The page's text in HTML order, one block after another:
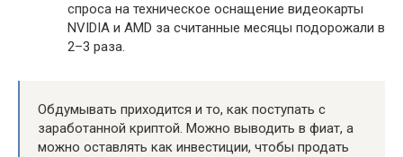
спроса на техническое оснащение видеокарты
NVIDIA и AMD за считанные месяцы подорожали в
2–3 раза.
Обдумывать приходится и то, как поступать с
заработанной криптой. Можно выводить в фиат, а
можно оставлять как инвестиции, чтобы продать